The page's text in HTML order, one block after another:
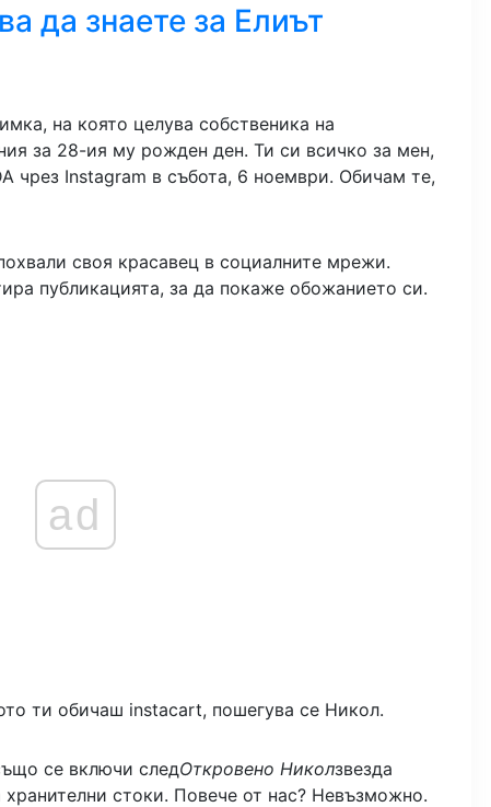
да знаете за Елиът
на която целува собственика на
за 28-ия му рожден ден. Ти си всичко за мен,
чрез Instagram в събота, 6 ноември. Обичам те,
своя красавец в социалните мрежи.
публикацията, за да покаже обожанието си.
ad
ти обичаш instacart, пошегува се Никол.
се включи следОткровено Николзвезда
хранителни стоки. Повече от нас? Невъзможно.